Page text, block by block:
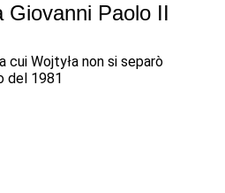
Giovanni Paolo II
Wojtyła non si separò
del 1981